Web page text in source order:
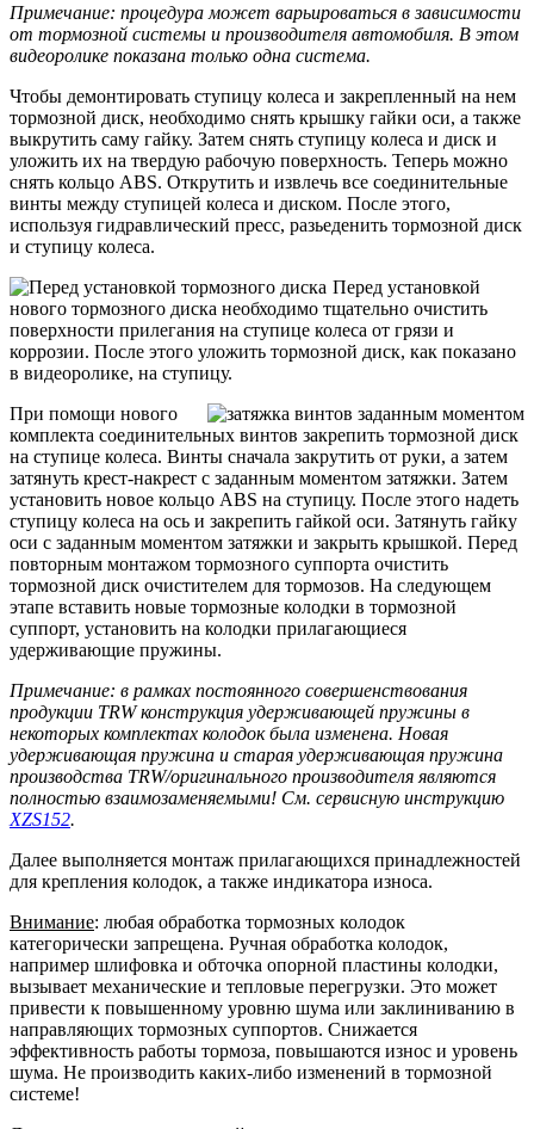
Примечание: процедура может варьироваться в зависимости
от тормозной системы и производителя автомобиля. В этом
видеоролике показана только одна система.
Чтобы демонтировать ступицу колеса и закрепленный на нем
тормозной диск, необходимо снять крышку гайки оси, а также
выкрутить саму гайку. Затем снять ступицу колеса и диск и
уложить их на твердую рабочую поверхность. Теперь можно
снять кольцо ABS. Открутить и извлечь все соединительные
винты между ступицей колеса и диском. После этого,
используя гидравлический пресс, разьеденить тормозной диск
и ступицу колеса.
Перед установкой
нового тормозного диска необходимо тщательно очистить
поверхности прилегания на ступице колеса от грязи и
коррозии. После этого уложить тормозной диск, как показано
в видеоролике, на ступицу.
При помощи нового
комплекта соединительных винтов закрепить тормозной диск
на ступице колеса. Винты сначала закрутить от руки, а затем
затянуть крест-накрест с заданным моментом затяжки. Затем
установить новое кольцо ABS на ступицу. После этого надеть
ступицу колеса на ось и закрепить гайкой оси. Затянуть гайку
оси с заданным моментом затяжки и закрыть крышкой. Перед
повторным монтажом тормозного суппорта очистить
тормозной диск очистителем для тормозов. На следующем
этапе вставить новые тормозные колодки в тормозной
суппорт, установить на колодки прилагающиеся
удерживающие пружины.
Примечание: в рамках постоянного совершенствования
продукции TRW конструкция удерживающей пружины в
некоторых комплектах колодок была изменена. Новая
удерживающая пружина и старая удерживающая пружина
производства TRW/оригинального производителя являются
полностью взаимозаменяемыми! См. сервисную инструкцию
XZS152.
Далее выполняется монтаж прилагающихся принадлежностей
для крепления колодок, а также индикатора износа.
Внимание: любая обработка тормозных колодок
категорически запрещена. Ручная обработка колодок,
например шлифовка и обточка опорной пластины колодки,
вызывает механические и тепловые перегрузки. Это может
привести к повышенному уровню шума или заклиниванию в
направляющих тормозных суппортов. Снижается
эффективность работы тормоза, повышаются износ и уровень
шума. Не производить каких-либо изменений в тормозной
системе!